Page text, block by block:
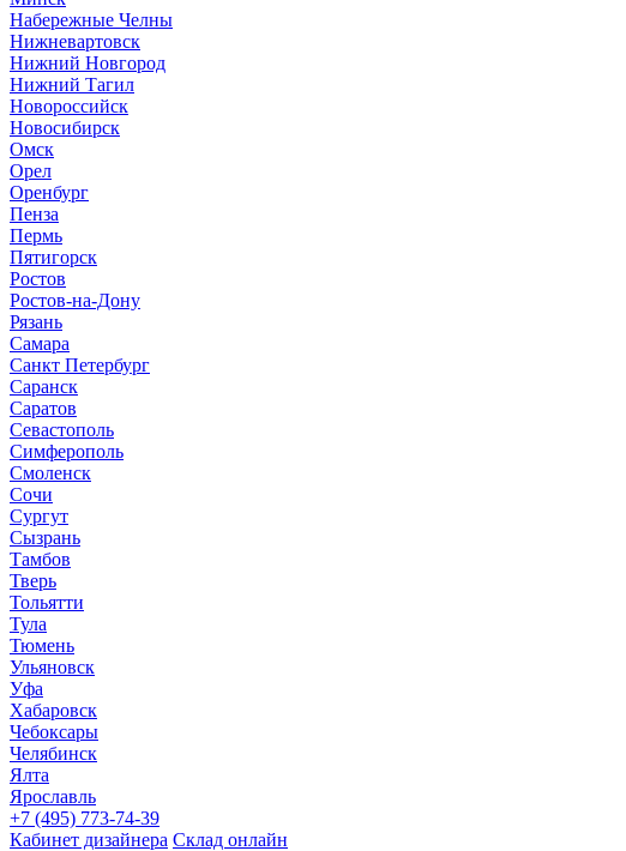
Набережные Челны
Нижневартовск
Нижний Новгород
Нижний Тагил
Новороссийск
Новосибирск
Омск
Орел
Оренбург
Пенза
Пермь
Пятигорск
Ростов
Ростов-на-Дону
Рязань
Самара
Санкт Петербург
Саранск
Саратов
Севастополь
Симферополь
Смоленск
Сочи
Сургут
Сызрань
Тамбов
Тверь
Тольятти
Тула
Тюмень
Ульяновск
Уфа
Хабаровск
Чебоксары
Челябинск
Ялта
Ярославль
+7 (495) 773-74-39
Кабинет дизайнера Склад онлайн